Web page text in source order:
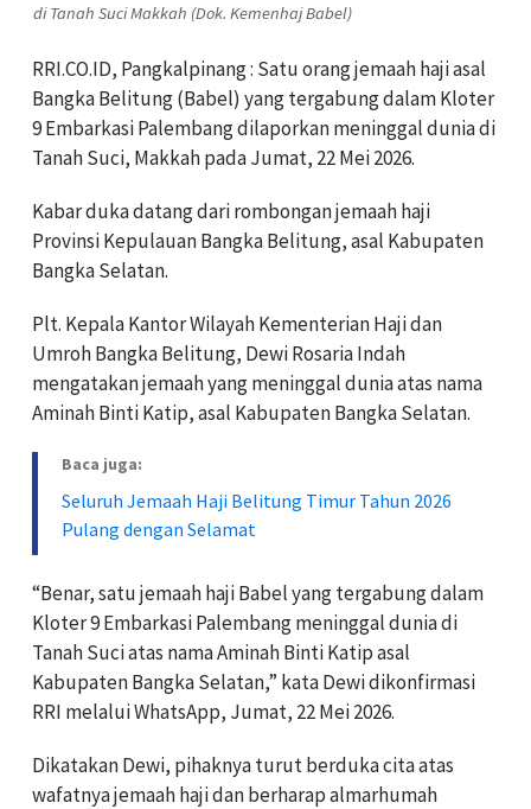
di Tanah Suci Makkah (Dok. Kemenhaj Babel)
RRI.CO.ID, Pangkalpinang : Satu orang jemaah haji asal
Bangka Belitung (Babel) yang tergabung dalam Kloter
9 Embarkasi Palembang dilaporkan meninggal dunia di
Tanah Suci, Makkah pada Jumat, 22 Mei 2026.
Kabar duka datang dari rombongan jemaah haji
Provinsi Kepulauan Bangka Belitung, asal Kabupaten
Bangka Selatan.
Plt. Kepala Kantor Wilayah Kementerian Haji dan
Umroh Bangka Belitung, Dewi Rosaria Indah
mengatakan jemaah yang meninggal dunia atas nama
Aminah Binti Katip, asal Kabupaten Bangka Selatan.
Baca juga:
Seluruh Jemaah Haji Belitung Timur Tahun 2026
Pulang dengan Selamat
“Benar, satu jemaah haji Babel yang tergabung dalam
Kloter 9 Embarkasi Palembang meninggal dunia di
Tanah Suci atas nama Aminah Binti Katip asal
Kabupaten Bangka Selatan,” kata Dewi dikonfirmasi
RRI melalui WhatsApp, Jumat, 22 Mei 2026.
Dikatakan Dewi, pihaknya turut berduka cita atas
wafatnya jemaah haji dan berharap almarhumah